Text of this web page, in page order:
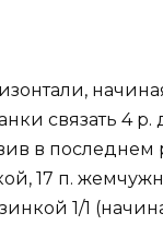
связать 4
в последнем
17 п.
1/1